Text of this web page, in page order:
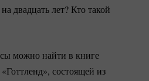
двадцать лет? Кто такой
можно найти в книге
состоящей из